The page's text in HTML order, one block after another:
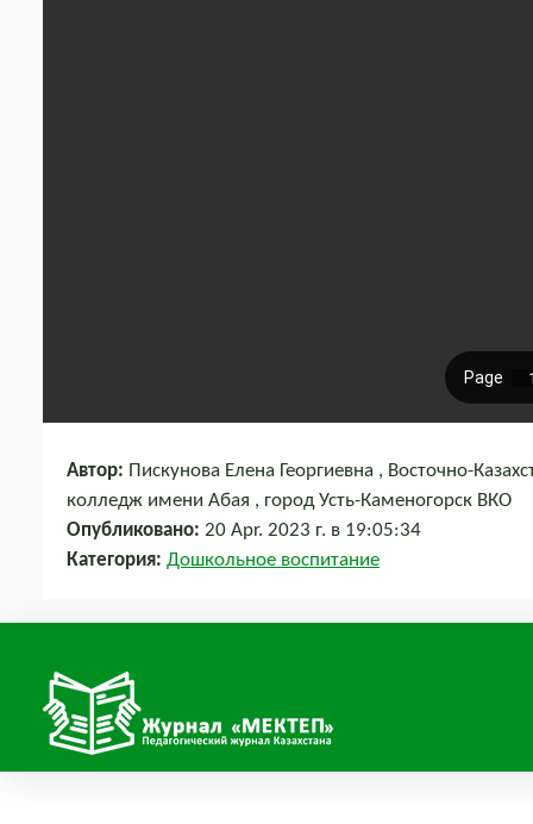
Автор: Пискунова Елена Георгиевна , Восточно-
колледж имени Абая , город Усть-Каменогорск ВКО
Опубликовано: 20 Apr. 2023 г. в 19:05:34
Категория: Дошкольное воспитание